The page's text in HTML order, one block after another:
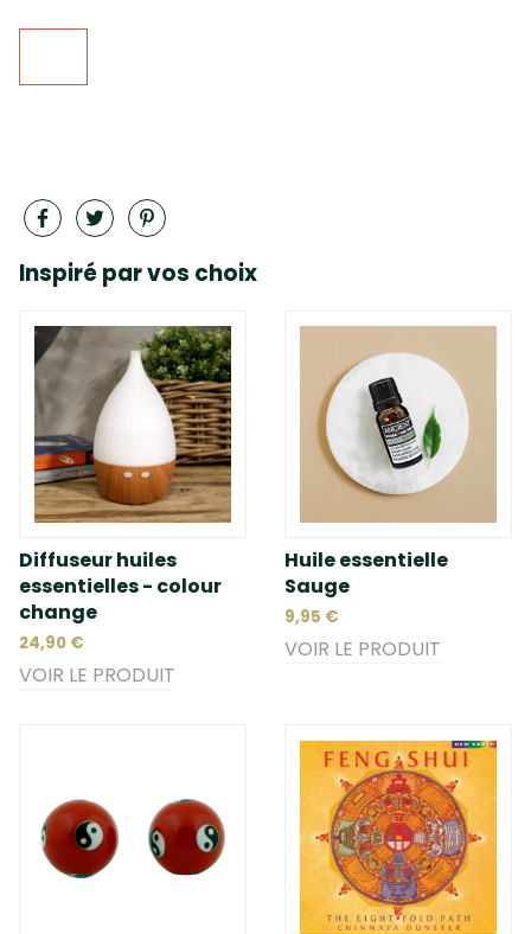
Inspiré par vos choix
Diffuseur huiles
essentielles - colour
change
24,90 €
VOIR LE PRODUIT
Huile essentielle
Sauge
9,95 €
VOIR LE PRODUIT